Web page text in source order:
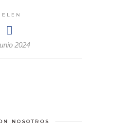
2024
NOSOTROS